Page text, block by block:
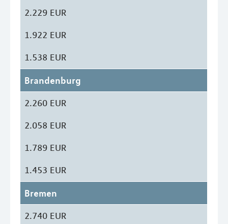
2.229 EUR
1.922 EUR
1.538 EUR
Brandenburg
2.260 EUR
2.058 EUR
1.789 EUR
1.453 EUR
Bremen
2.740 EUR